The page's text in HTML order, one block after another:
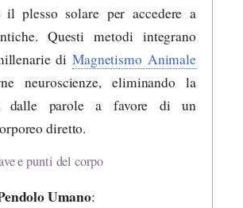
il plesso solare per accedere a
Questi metodi integrano
di Magnetismo Animale
neuroscienze, eliminando la
dalle parole a favore di un
diretto.
e punti del corpo
Umano: